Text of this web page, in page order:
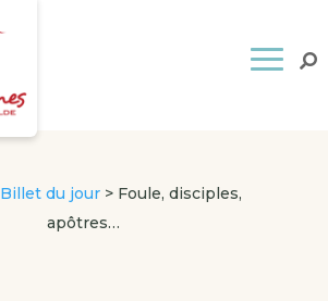
Billet du jour> Foule, disciples,
apôtres…